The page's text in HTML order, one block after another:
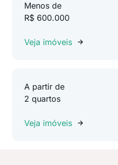
Menos de
R$ 600.000
Veja imóveis
A partir de
2 quartos
Veja imóveis